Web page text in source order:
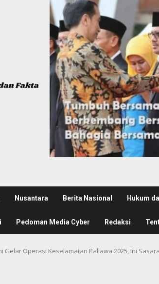
Nusantara Berita Nasional Hukum
Pedoman Media Cyber Redaksi
Gelar Operasi Keselamatan Pallawa 2025, Ini